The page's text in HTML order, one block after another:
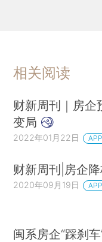
相关阅读
财新周刊｜房企
变局
2022年01月22日
财新周刊|房企
2020年09月19日
闽系房企“踩刹车